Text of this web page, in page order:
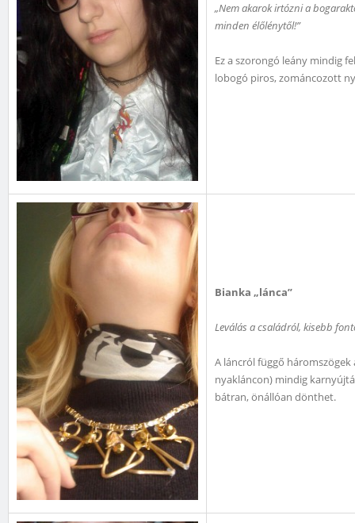
„Nem akarok irtózni a
minden élőlénytől!”
Ez a szorongó leány mindig
lobogó piros, zománcozott
Bianka „lánca”
Leválás a családról, kisebb
A láncról függő háromszögek
nyakláncon) mindig
bátran, önállóan dönthet.